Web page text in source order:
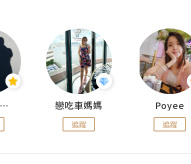
窩夫與蝦子餅 戀吃車媽媽
追蹤
Poyee
追蹤